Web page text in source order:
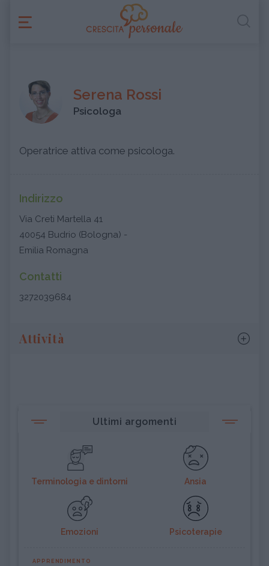
Serena Rossi
Psicologa
Operatrice attiva come psicologa.
Indirizzo
Via Creti Martella 41
40054 Budrio (Bologna) -
Emilia Romagna
Contatti
3272039684
Attività
Ultimi argomenti
Terminologia e dintorni Ansia
Emozioni Psicoterapie
APPRENDIMENTO